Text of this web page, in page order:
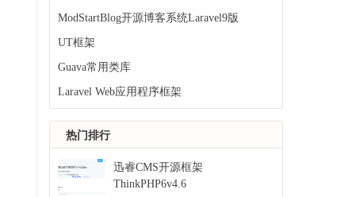
ModStartBlog开源博客系统Laravel9版
UT框架
Guava常用类库
Laravel Web应用程序框架
热门排行
迅睿CMS开源框架
ThinkPHP6v4.6